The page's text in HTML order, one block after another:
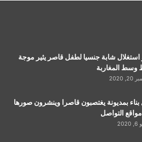
استغلال شابة جنسيا لطفل قاصر يثير موجة
المغاربة
2020
بمديونة يغتصبون قاصرا وينشرون صورها
التواصل